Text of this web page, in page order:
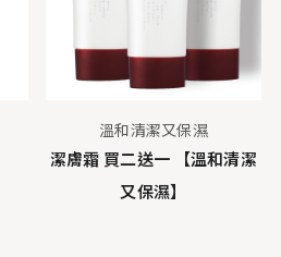
溫和清潔又保濕
潔膚霜 買二送一 【溫和清潔
又保濕】